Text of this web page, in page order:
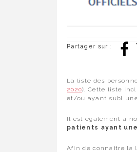
Partager sur :
La liste des
2020). Cette liste
et/ou ayant subi
Il est également à
patients ayant
Afin de connaitre la